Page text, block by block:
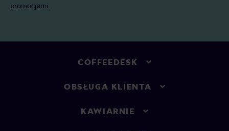
promocjami.
COFFEEDESK
OBSŁUGA KLIENTA
KAWIARNIE